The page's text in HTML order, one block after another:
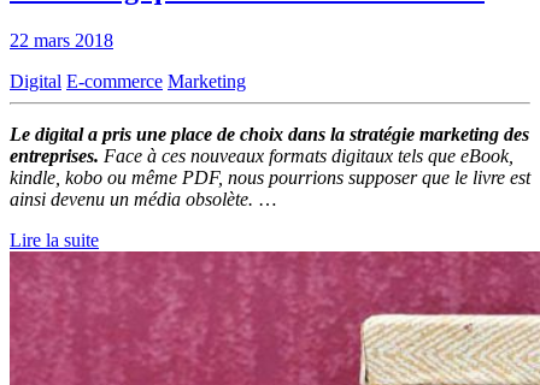
22 mars 2018
Digital E-commerce Marketing
Le digital a pris une place de choix dans la stratégie marketing des
entreprises. Face à ces nouveaux formats digitaux tels que eBook,
kindle, kobo ou même PDF, nous pourrions supposer que le livre est
ainsi devenu un média obsolète. …
Lire la suite